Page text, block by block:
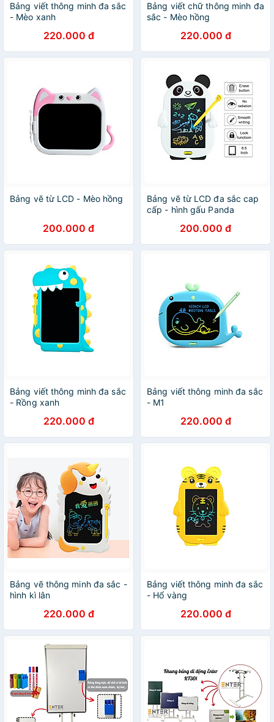
Bảng viết thông minh đa sắc
- Mèo xanh
220.000 đ
Bảng viết chữ thông minh đa
sắc - Mèo hồng
220.000 đ
Bảng vẽ từ LCD - Mèo hồng
200.000 đ
Bảng vẽ từ LCD đa sắc cap
cấp - hình gấu Panda
200.000 đ
Bảng viết thông minh đa sắc
- Rồng xanh
220.000 đ
Bảng viết thông minh đa sắc
- M1
220.000 đ
Bảng vẽ thông minh đa sắc -
hình kì lân
220.000 đ
Bảng viết thông minh đa sắc
- Hổ vàng
220.000 đ